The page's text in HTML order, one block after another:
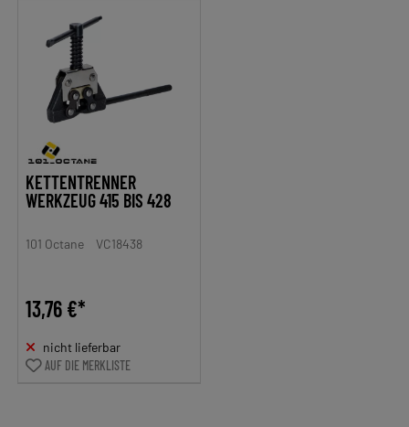
KETTENTRENNER
WERKZEUG 415 BIS 428
101 Octane VC18438
13,76 €*
nicht lieferbar
AUF DIE MERKLISTE